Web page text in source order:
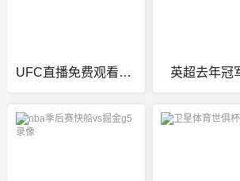
UFC直播免费观看入口 英超去年冠